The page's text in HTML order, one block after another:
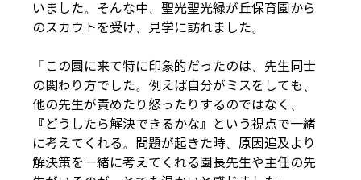
いました。そんな中、聖光聖光緑が丘保育園から
のスカウトを受け、見学に訪れました。
「この園に来て特に印象的だったのは、先生同士
の関わり方でした。例えば自分がミスをしても、
他の先生が責めたり怒ったりするのではなく、
『どうしたら解決できるかな』という視点で一緒
に考えてくれる。問題が起きた時、原因追及より
解決策を一緒に考えてくれる園長先生や主任の先